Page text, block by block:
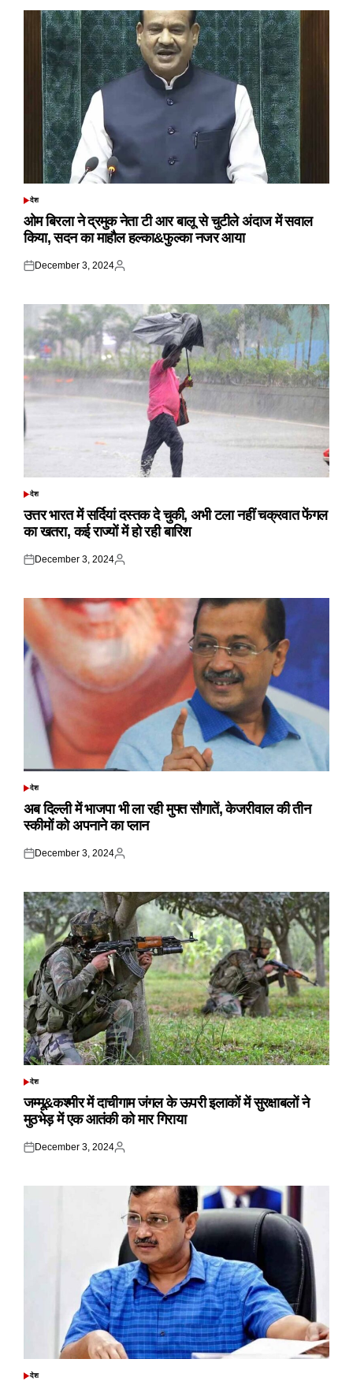
POSTED
देश
ओम बिरला ने द्रमुक नेता टी आर बालू से चुटीले अंदाज में सवाल
किया, सदन का माहौल हल्का&फुल्का नजर आया
Posted
December 3, 2024
Posted
POSTED
देश
उत्तर भारत में सर्दियां दस्तक दे चुकी, अभी टला नहीं चक्रवात फेंगल
का खतरा, कई राज्यों में हो रही बारिश
Posted
December 3, 2024
Posted
POSTED
देश
अब दिल्ली में भाजपा भी ला रही मुफ्त सौगातें, केजरीवाल की तीन
स्कीमों को अपनाने का प्लान
Posted
December 3, 2024
Posted
POSTED
देश
जम्मू&कश्मीर में दाचीगाम जंगल के ऊपरी इलाकों में सुरक्षाबलों ने
मुठभेड़ में एक आतंकी को मार गिराया
Posted
December 3, 2024
Posted
POSTED
देश